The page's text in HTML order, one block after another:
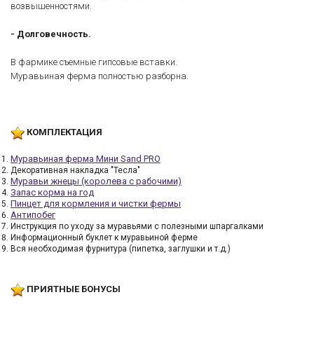
возвышенностями.
- Долговечность.
В фармике съемные гипсовые вставки.
Муравьиная ферма полностью разборна.
КОМПЛЕКТАЦИЯ
Муравьиная ферма Мини Sand PRO
Декоративная накладка "Тесла"
Муравьи жнецы (королева с рабочими)
Запас корма на год
Пинцет для кормления и чистки фермы
Антипобег
Инструкция по уходу за муравьями с полезными шпаргалками
Информационный буклет к муравьиной ферме
Вся необходимая фурнитура (пипетка, заглушки и т.д.)
ПРИЯТНЫЕ БОНУСЫ